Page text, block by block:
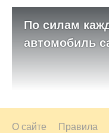
По силам
автомобиль
О сайте Правила